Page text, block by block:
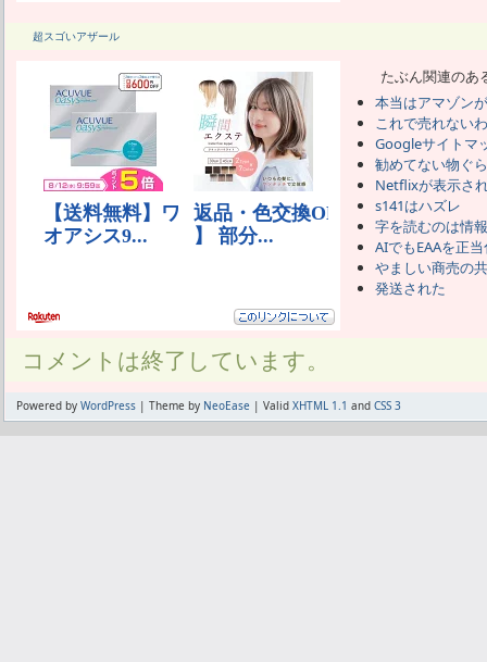
超スゴいアザール
たぶん関連のあ
本当はアマゾン
これで売れない
Googleサイトマ
勧めてない物ぐ
Netflixが表示さ
s141はハズレ
字を読むのは情
AIでもEAAを正
やましい商売の
発送された
コメントは終了しています。
Powered by WordPress | Theme by NeoEase | Valid XHTML 1.1 and CSS 3